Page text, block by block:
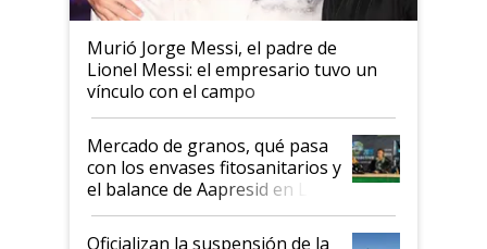
Murió Jorge Messi, el padre de
Lionel Messi: el empresario tuvo un
vínculo con el campo
Mercado de granos, qué pasa
con los envases fitosanitarios y
el balance de Aapresid en La
Posta
Oficializan la suspensión de la